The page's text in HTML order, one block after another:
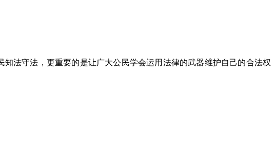
法守法，更重要的是让广大公民学会运用法律的武器维护自己的合法权